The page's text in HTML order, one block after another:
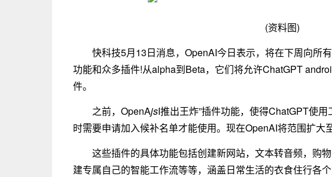
(资料图)
快科技5月13日消息，OpenAI今日表示，将在下周向所
功能和众多插件!从alpha到Beta，它们将允许ChatGPT
件。
之前，OpenAjsI推出王炸”插件功能，使得ChatGPT使
时需要申请加入候补名单才能使用。现在OpenAI将范围扩大
这些插件的具体功能包括创建新网站，文本转音频，购
建专属自己的智能工作流等等，涵盖日常生活的衣食住行各个